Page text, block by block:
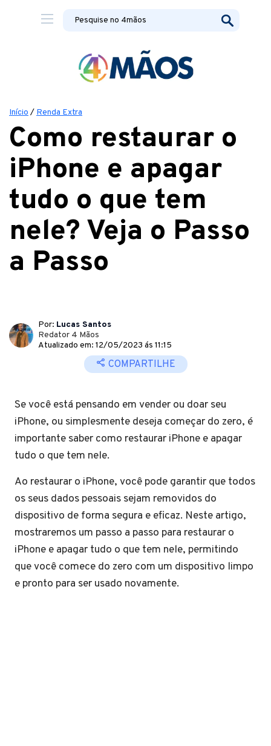
Início / Renda Extra
Como restaurar o
iPhone e apagar
tudo o que tem
nele? Veja o Passo
a Passo
Por: Lucas Santos
Redator 4 Mãos
Atualizado em: 12/05/2023 ás 11:15
COMPARTILHE
Se você está pensando em vender ou doar seu
iPhone, ou simplesmente deseja começar do zero, é
importante saber como restaurar iPhone e apagar
tudo o que tem nele.
Ao restaurar o iPhone, você pode garantir que todos
os seus dados pessoais sejam removidos do
dispositivo de forma segura e eficaz. Neste artigo,
mostraremos um passo a passo para restaurar o
iPhone e apagar tudo o que tem nele, permitindo
que você comece do zero com um dispositivo limpo
e pronto para ser usado novamente.